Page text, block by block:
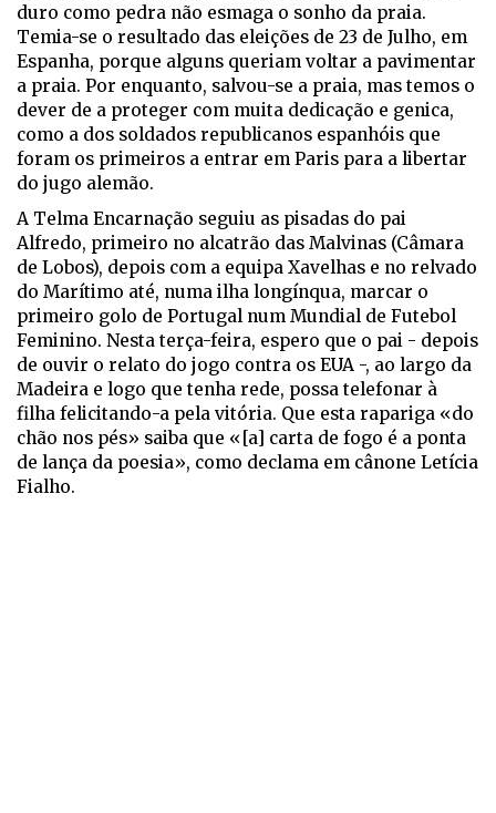
duro como pedra não esmaga o sonho da praia.
Temia-se o resultado das eleições de 23 de Julho, em
Espanha, porque alguns queriam voltar a pavimentar
a praia. Por enquanto, salvou-se a praia, mas temos o
dever de a proteger com muita dedicação e genica,
como a dos soldados republicanos espanhóis que
foram os primeiros a entrar em Paris para a libertar
do jugo alemão.
A Telma Encarnação seguiu as pisadas do pai
Alfredo, primeiro no alcatrão das Malvinas (Câmara
de Lobos), depois com a equipa Xavelhas e no relvado
do Marítimo até, numa ilha longínqua, marcar o
primeiro golo de Portugal num Mundial de Futebol
Feminino. Nesta terça-feira, espero que o pai - depois
de ouvir o relato do jogo contra os EUA -, ao largo da
Madeira e logo que tenha rede, possa telefonar à
filha felicitando-a pela vitória. Que esta rapariga «do
chão nos pés» saiba que «[a] carta de fogo é a ponta
de lança da poesia», como declama em cânone Letícia
Fialho.